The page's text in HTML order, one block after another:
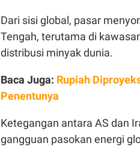
Dari sisi global, pasar
Tengah, terutama di
distribusi minyak dunia.
Baca Juga: Rupiah
Penentunya
Ketegangan antara AS dan
gangguan pasokan energi